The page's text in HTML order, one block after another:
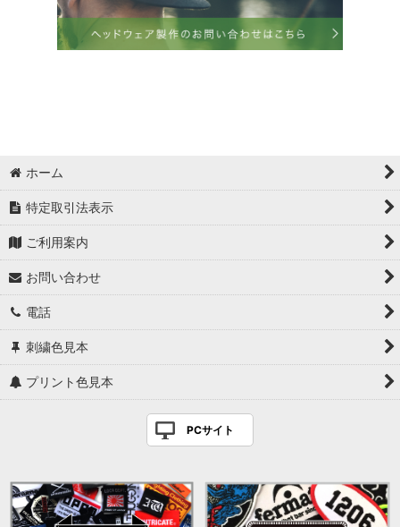
ホーム
特定取引法表示
ご利用案内
お問い合わせ
電話
刺繍色見本
プリント色見本
PCサイト